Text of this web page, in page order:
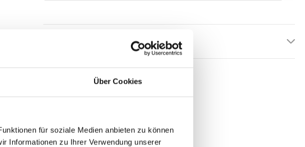
Über Cookies
für soziale Medien anbieten zu können
Informationen zu Ihrer Verwendung unserer